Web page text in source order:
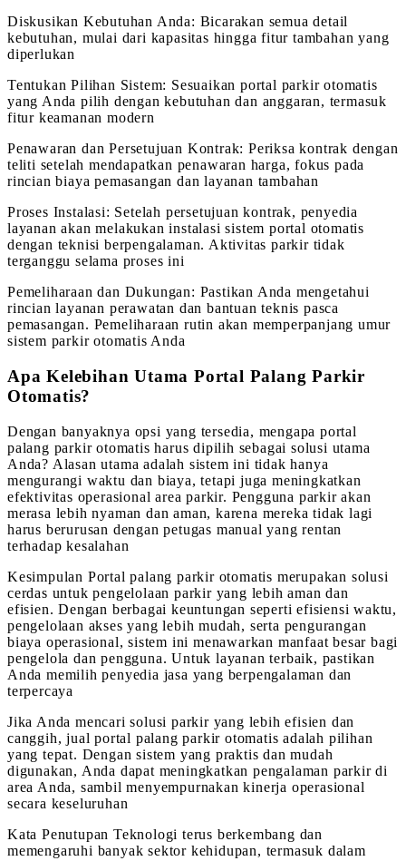
Diskusikan Kebutuhan Anda: Bicarakan semua detail
kebutuhan, mulai dari kapasitas hingga fitur tambahan yang
diperlukan
Tentukan Pilihan Sistem: Sesuaikan portal parkir otomatis
yang Anda pilih dengan kebutuhan dan anggaran, termasuk
fitur keamanan modern
Penawaran dan Persetujuan Kontrak: Periksa kontrak dengan
teliti setelah mendapatkan penawaran harga, fokus pada
rincian biaya pemasangan dan layanan tambahan
Proses Instalasi: Setelah persetujuan kontrak, penyedia
layanan akan melakukan instalasi sistem portal otomatis
dengan teknisi berpengalaman. Aktivitas parkir tidak
terganggu selama proses ini
Pemeliharaan dan Dukungan: Pastikan Anda mengetahui
rincian layanan perawatan dan bantuan teknis pasca
pemasangan. Pemeliharaan rutin akan memperpanjang umur
sistem parkir otomatis Anda
Apa Kelebihan Utama Portal Palang Parkir
Otomatis?
Dengan banyaknya opsi yang tersedia, mengapa portal
palang parkir otomatis harus dipilih sebagai solusi utama
Anda? Alasan utama adalah sistem ini tidak hanya
mengurangi waktu dan biaya, tetapi juga meningkatkan
efektivitas operasional area parkir. Pengguna parkir akan
merasa lebih nyaman dan aman, karena mereka tidak lagi
harus berurusan dengan petugas manual yang rentan
terhadap kesalahan
Kesimpulan Portal palang parkir otomatis merupakan solusi
cerdas untuk pengelolaan parkir yang lebih aman dan
efisien. Dengan berbagai keuntungan seperti efisiensi waktu,
pengelolaan akses yang lebih mudah, serta pengurangan
biaya operasional, sistem ini menawarkan manfaat besar bagi
pengelola dan pengguna. Untuk layanan terbaik, pastikan
Anda memilih penyedia jasa yang berpengalaman dan
terpercaya
Jika Anda mencari solusi parkir yang lebih efisien dan
canggih, jual portal palang parkir otomatis adalah pilihan
yang tepat. Dengan sistem yang praktis dan mudah
digunakan, Anda dapat meningkatkan pengalaman parkir di
area Anda, sambil menyempurnakan kinerja operasional
secara keseluruhan
Kata Penutupan Teknologi terus berkembang dan
memengaruhi banyak sektor kehidupan, termasuk dalam